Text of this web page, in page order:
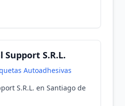
S.R.L.
Autoadhesivas
S.R.L. en Santiago de